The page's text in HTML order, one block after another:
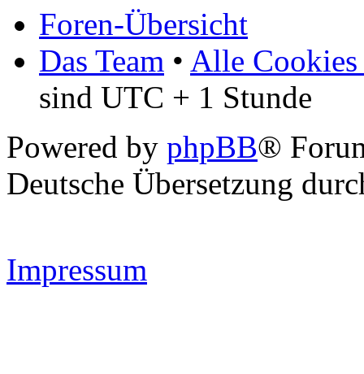
Foren-Übersicht
Das Team • Alle Cookies
sind UTC + 1 Stunde
Powered by phpBB®
Deutsche Übersetzung
Impressum